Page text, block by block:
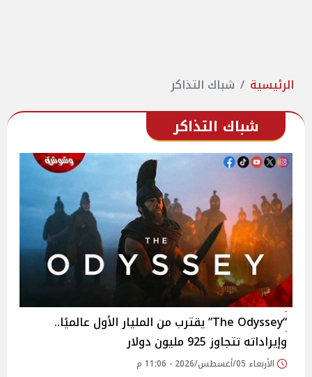
الرئيسية شباك التذاكر
شباك التذاكر
“The Odyssey” يقترب من المليار الأول عالميًا..
وإيراداته تتجاوز 925 مليون دولار
الأربعاء 05/أغسطس/2026 - 11:06 م